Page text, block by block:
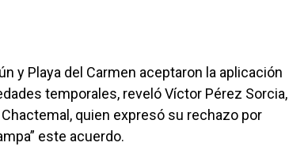
y Playa del Carmen aceptaron la aplicación
temporales, reveló Víctor Pérez Sorcia,
quien expresó su rechazo por
este acuerdo.